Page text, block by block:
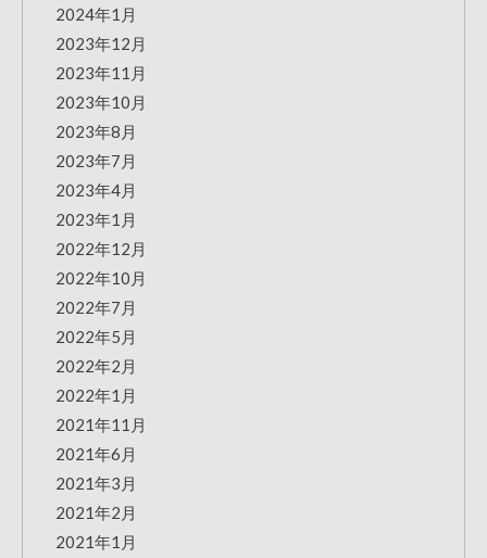
2024年1月
2023年12月
2023年11月
2023年10月
2023年8月
2023年7月
2023年4月
2023年1月
2022年12月
2022年10月
2022年7月
2022年5月
2022年2月
2022年1月
2021年11月
2021年6月
2021年3月
2021年2月
2021年1月